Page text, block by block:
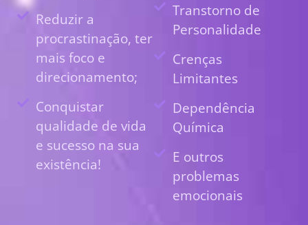
Reduzir a
procrastinação, ter
mais foco e
direcionamento;
Conquistar
qualidade de vida
e sucesso na sua
existência!
Transtorno de
Personalidade
Crenças
Limitantes
Dependência
Química
E outros
problemas
emocionais